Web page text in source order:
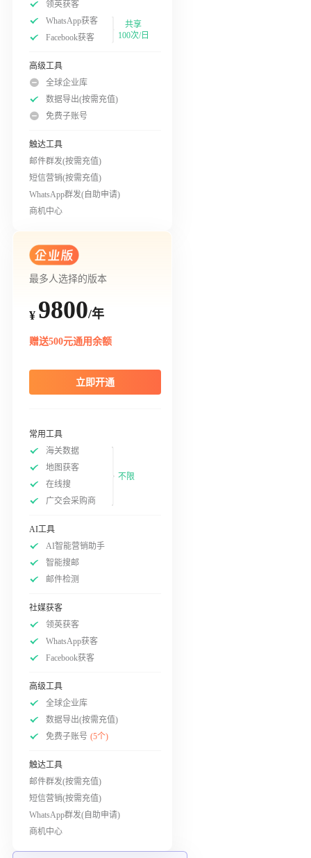
领英获客
WhatsApp获客
Facebook获客
共享
100次/日
高级工具
全球企业库
数据导出(按需充值)
免费子账号
触达工具
邮件群发(按需充值)
短信营销(按需充值)
WhatsApp群发(自助申请)
商机中心
最多人选择的版本
¥ 9800/年
赠送500元通用余额
立即开通
常用工具
海关数据
地图获客
在线搜
广交会采购商
不限
AI工具
AI智能营销助手
智能搜邮
邮件检测
社媒获客
领英获客
WhatsApp获客
Facebook获客
高级工具
全球企业库
数据导出(按需充值)
免费子账号 (5个)
触达工具
邮件群发(按需充值)
短信营销(按需充值)
WhatsApp群发(自助申请)
商机中心